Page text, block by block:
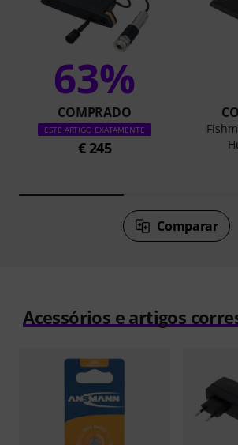
63%
COMPRADO
ESTE ARTIGO EXATAMENTE
€ 245
Comparar
Acessórios e artigos